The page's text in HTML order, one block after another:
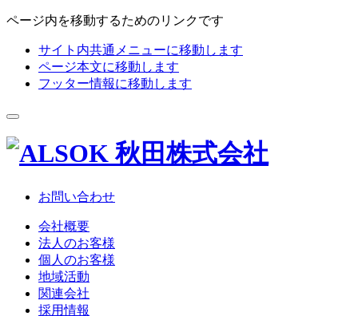
ページ内を移動するためのリンクです
サイト内共通メニューに移動します
ページ本文に移動します
フッター情報に移動します
お問い合わせ
会社概要
法人のお客様
個人のお客様
地域活動
関連会社
採用情報